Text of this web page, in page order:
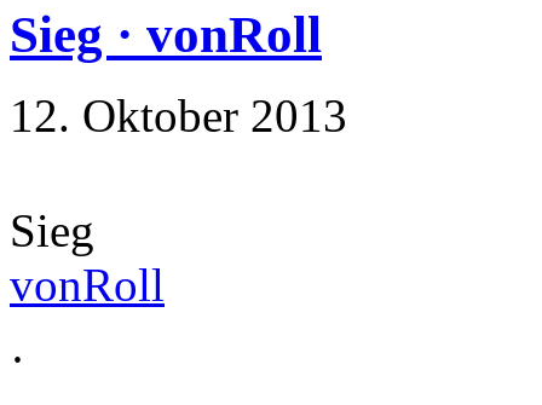
Sieg · vonRoll
12. Oktober 2013
Sieg
vonRoll
·